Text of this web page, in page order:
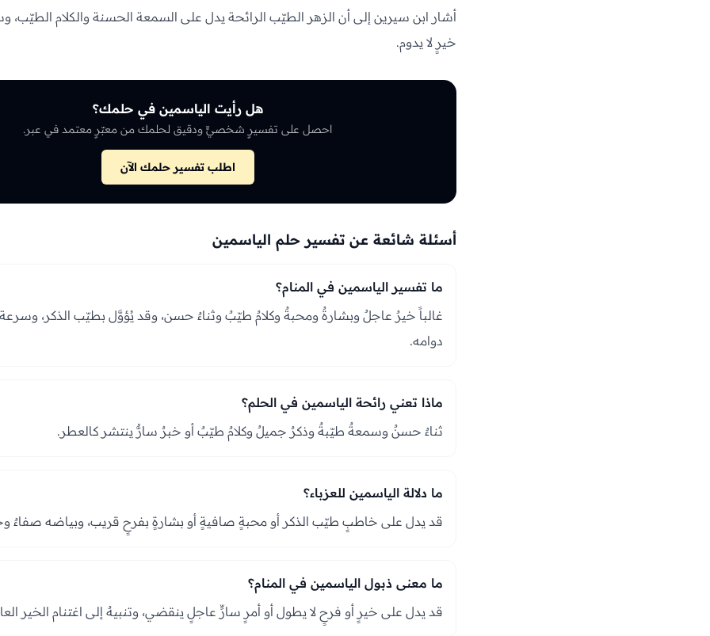
أشار ابن سيرين إلى أن الزهر الطيّب الرائحة يدل على السمعة الحسنة والكلام الطيّب،
خيرٍ لا يدوم.
هل رأيت الياسمين في حلمك؟
احصل على تفسيرٍ شخصيٍّ ودقيق لحلمك من معبّرٍ معتمد في عبر.
اطلب تفسير حلمك الآن
أسئلة شائعة عن تفسير حلم الياسمين
ما تفسير الياسمين في المنام؟
غالباً خيرٌ عاجلٌ وبشارةٌ ومحبةٌ وكلامٌ طيّبٌ وثناءٌ حسن، وقد يُؤوَّل بطيّب الذكر، وسرعة
دوامه.
ماذا تعني رائحة الياسمين في الحلم؟
ثناءٌ حسنٌ وسمعةٌ طيّبةٌ وذكرٌ جميلٌ وكلامٌ طيّبٌ أو خبرٌ سارٌّ ينتشر كالعطر.
ما دلالة الياسمين للعزباء؟
قد يدل على خاطبٍ طيّب الذكر أو محبةٍ صافيةٍ أو بشارةٍ بفرحٍ قريب، وبياضه صفاءٌ
ما معنى ذبول الياسمين في المنام؟
قد يدل على خيرٍ أو فرحٍ لا يطول أو أمرٍ سارٍّ عاجلٍ ينقضي، وتنبيهٌ إلى اغتنام الخير